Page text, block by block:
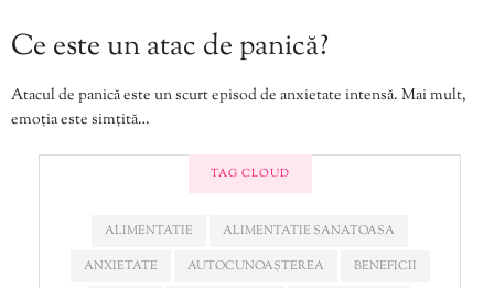
Ce este un atac de panică?
Atacul de panică este un scurt episod de anxietate intensă. Mai mult,
emoția este simțită…
TAG CLOUD
ALIMENTATIE
ALIMENTATIE SANATOASA
ANXIETATE
AUTOCUNOAȘTEREA
BENEFICII